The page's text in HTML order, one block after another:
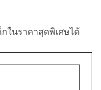
ในราคาสุดพิเศษได้